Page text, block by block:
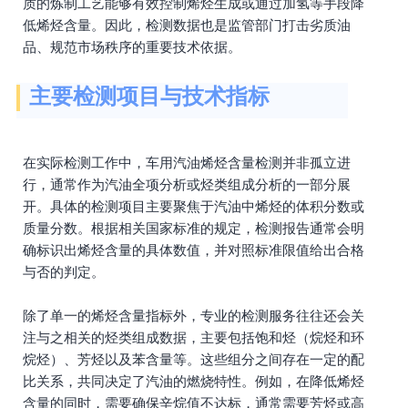
质的炼制工艺能够有效控制烯烃生成或通过加氢等手段降
低烯烃含量。因此，检测数据也是监管部门打击劣质油
品、规范市场秩序的重要技术依据。
主要检测项目与技术指标
在实际检测工作中，车用汽油烯烃含量检测并非孤立进
行，通常作为汽油全项分析或烃类组成分析的一部分展
开。具体的检测项目主要聚焦于汽油中烯烃的体积分数或
质量分数。根据相关国家标准的规定，检测报告通常会明
确标识出烯烃含量的具体数值，并对照标准限值给出合格
与否的判定。
除了单一的烯烃含量指标外，专业的检测服务往往还会关
注与之相关的烃类组成数据，主要包括饱和烃（烷烃和环
烷烃）、芳烃以及苯含量等。这些组分之间存在一定的配
比关系，共同决定了汽油的燃烧特性。例如，在降低烯烃
含量的同时，需要确保辛烷值不达标，通常需要芳烃或高